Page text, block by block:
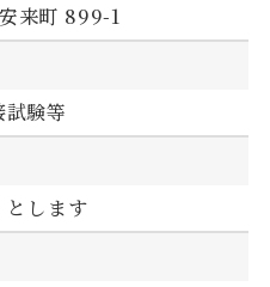
来町 899-1
験等
とします